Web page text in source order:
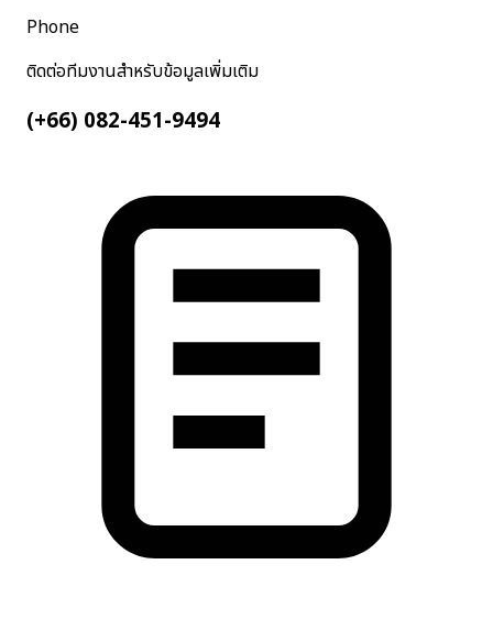
Phone
ติดต่อทีมงานสำหรับข้อมูลเพิ่มเติม
(+66) 082-451-9494